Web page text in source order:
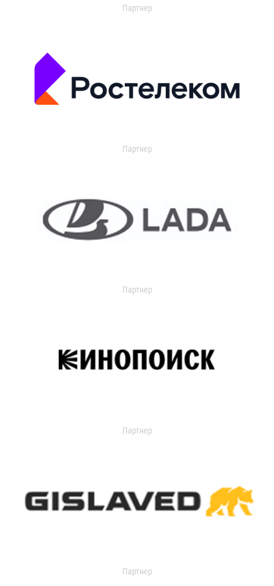
Партнер
Партнер
Партнер
Партнер
Партнер